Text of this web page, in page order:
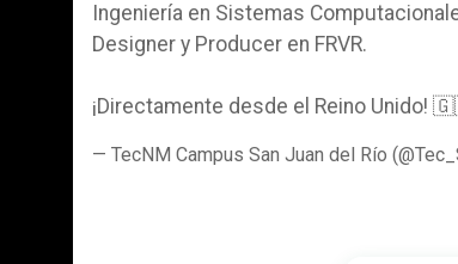
Ingeniería en Sistemas
Designer y Producer en FRVR.
¡Directamente desde el Reino Unido!
— TecNM Campus San Juan del Río